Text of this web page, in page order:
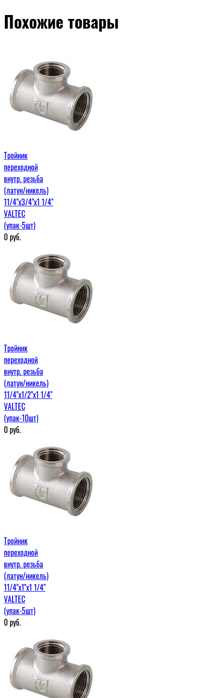
Похожие товары
Тройник
переходной
внутр. резьба
(латун/никель)
11/4"х3/4"х1 1/4"
VALTEC
(упак-5шт)
0руб.
Тройник
переходной
внутр. резьба
(латун/никель)
11/4"х1/2"х1 1/4"
VALTEC
(упак-10шт)
0руб.
Тройник
переходной
внутр. резьба
(латун/никель)
11/4"х1"х1 1/4"
VALTEC
(упак-5шт)
0руб.